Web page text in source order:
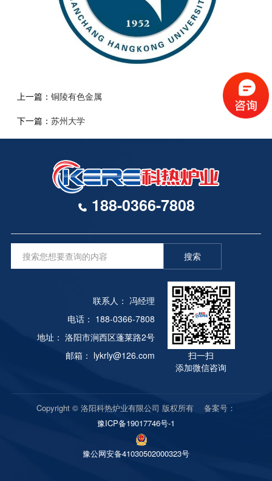
上一篇： 铜陵有色金属
下一篇： 苏州大学
188-0366-7808
搜索
联系人： 冯经理
电话： 188-0366-7808
地址： 洛阳市涧西区蓬莱路2号
邮箱： lykrly@126.com
扫一扫
添加微信咨询
Copyright © 洛阳科热炉业有限公司 版权所有 备案号：
豫ICP备19017746号-1
豫公网安备41030502000323号